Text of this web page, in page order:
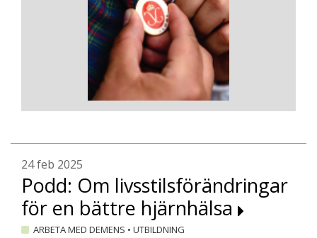
24 feb 2025
Podd: Om livsstilsförändringar
för en bättre hjärnhälsa
ARBETA MED DEMENS • UTBILDNING